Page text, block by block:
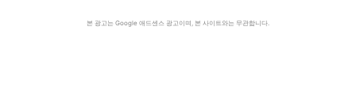
본 광고는 Google 애드센스 광고이며, 본 사이트와는 무관합니다.